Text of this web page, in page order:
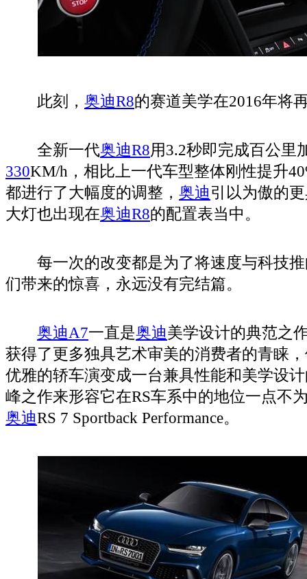
此刻， 奥迪R8的赛道美学在2016年将
全新一代奥迪R8用3.2秒即完成百公里
330KM/h，相比上一代车型整体刚性提升
都进行了大幅度的调整， 奥迪引以为傲的
大灯也出现在奥迪R8的配置表当中。
每一次的改变都是为了将速度与科技推
们带来的惊喜，永远没有完结篇。
奥迪A7一直是奥迪美学设计的典范之
获得了更多独具艺术审美的消费者的青睐
优雅的轿车演变成一台兼具性能和美学设
峰之作来形容它在RS车系中的地位一点不
奥迪RS 7 Sportback Performance。